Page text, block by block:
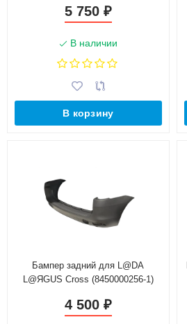
5 750 ₽
В наличии
В корзину
Бампер задний для L@DA
L@ЯGUS Cross (8450000256-1)
4 500 ₽